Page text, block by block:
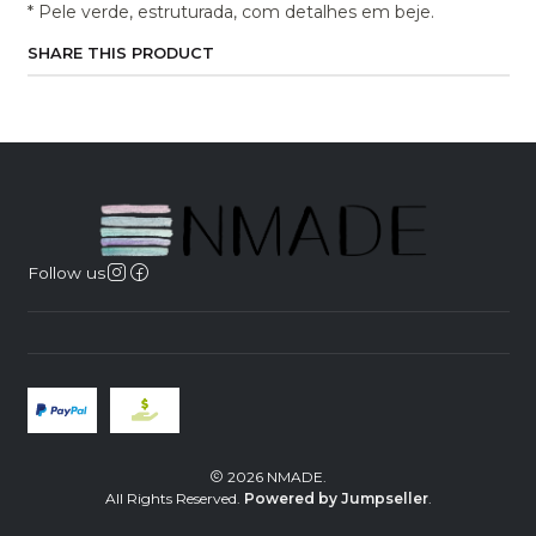
* Pele verde, estruturada, com detalhes em beje.
SHARE THIS PRODUCT
Follow us
2026 NMADE.
All Rights Reserved. Powered by Jumpseller.